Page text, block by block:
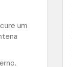
um